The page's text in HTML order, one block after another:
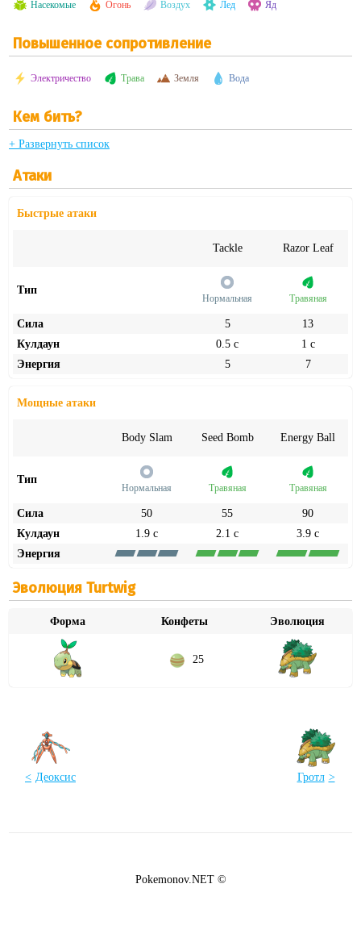
Насекомые Огонь Воздух Лед Яд
Повышенное сопротивление
Электричество Трава Земля Вода
Кем бить?
+ Развернуть список
Атаки
Быстрые атаки
Tackle Razor Leaf
Тип
Нормальная Травяная
Сила 5
13
Кулдаун
0.5 с
1 с
Энергия
5 7
Мощные атаки
Body Slam Seed Bomb Energy Ball
Тип
Нормальная Травяная Травяная
Сила 50 55
90
Кулдаун
1.9 с 2.1 с
3.9 с
Энергия
Эволюция Turtwig
Форма Конфеты Эволюция
25
Деоксис Гротл
Pokemonov.NET ©